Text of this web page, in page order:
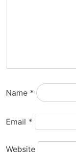
Name *
Email *
Website